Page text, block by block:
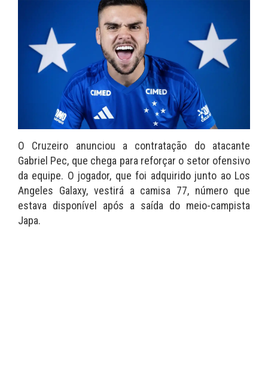
O Cruzeiro anunciou a contratação do atacante
Gabriel Pec, que chega para reforçar o setor ofensivo
da equipe. O jogador, que foi adquirido junto ao Los
Angeles Galaxy, vestirá a camisa 77, número que
estava disponível após a saída do meio-campista
Japa.